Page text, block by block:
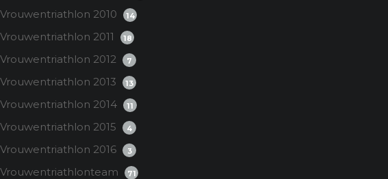
Vrouwentriathlon 2010 14
Vrouwentriathlon 2011 18
Vrouwentriathlon 2012 7
Vrouwentriathlon 2013 13
Vrouwentriathlon 2014 11
Vrouwentriathlon 2015 4
Vrouwentriathlon 2016 3
Vrouwentriathlonteam 71